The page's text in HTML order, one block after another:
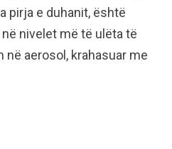
pirja e duhanit, është
nivelet më të ulëta të
aerosol, krahasuar me